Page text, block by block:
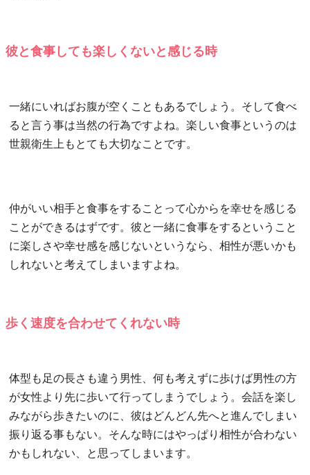
彼と食事しても楽しくないと感じる時
一緒にいればお腹が空くこともあるでしょう。そして食べ
ると言う事は当然の行為ですよね。楽しい食事というのは
世親衛生上もとても大切なことです。
仲がいい相手と食事をすることって心からを幸せを感じる
ことができるはずです。彼と一緒に食事をするということ
に楽しさや幸せ感を感じないというなら、相性が悪いかも
しれないと考えてしまいますよね。
歩く速度を合わせてくれない時
体型も足の長さも違う男性、何も考えずに歩けば男性の方
が女性より先に歩いて行ってしまうでしょう。会話を楽し
みながら歩きたいのに、彼はどんどん先へと進んでしまい
振り返る事もない。そんな時にはやっぱり相性が合わない
かもしれない、と思ってしまいます。